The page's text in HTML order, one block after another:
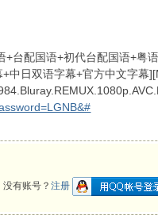
台配国语+初代台配国语+粤
中日双语字幕+官方中文字幕
没有账号？注册